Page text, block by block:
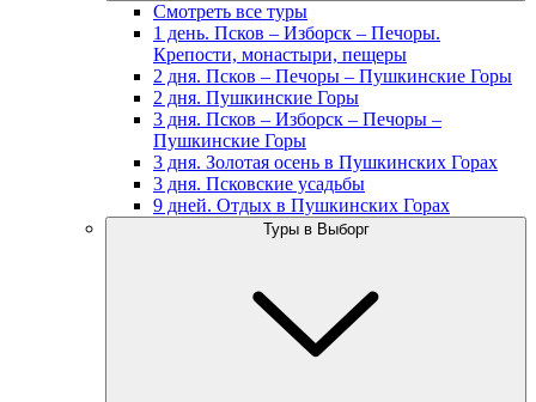
Смотреть все туры
1 день. Псков – Изборск – Печоры.
Крепости, монастыри, пещеры
2 дня. Псков – Печоры – Пушкинские Горы
2 дня. Пушкинские Горы
3 дня. Псков – Изборск – Печоры –
Пушкинские Горы
3 дня. Золотая осень в Пушкинских Горах
3 дня. Псковские усадьбы
9 дней. Отдых в Пушкинских Горах
Туры в Выборг